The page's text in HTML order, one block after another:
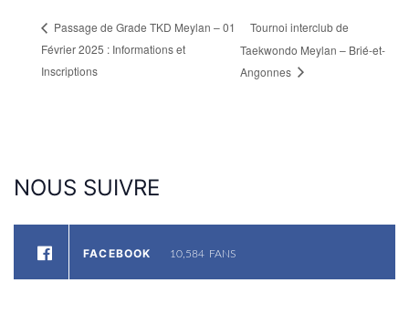
Passage de Grade TKD Meylan – 01
Février 2025 : Informations et
Inscriptions
Tournoi interclub de
Taekwondo Meylan – Brié-et-
Angonnes
NOUS SUIVRE
FACEBOOK 10,584 FANS